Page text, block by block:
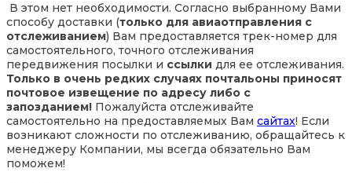
В этом нет необходимости. Согласно выбранному Вами
способу доставки (только для авиаотправления с
отслеживанием) Вам предоставляется трек-номер для
самостоятельного, точного отслеживания
передвижения посылки и ссылки для ее отслеживания.
Только в очень редких случаях почтальоны приносят
почтовое извещение по адресу либо с
запозданием! Пожалуйста отслеживайте
самостоятельно на предоставляемых Вам сайтах! Если
возникают сложности по отслеживанию, обращайтесь к
менеджеру Компании, мы всегда обязательно Вам
поможем!